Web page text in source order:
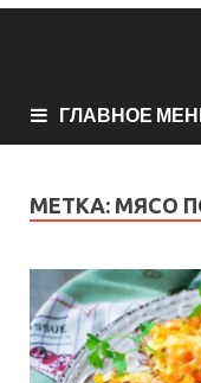
ГЛАВНОЕ
МЕТКА: МЯСО